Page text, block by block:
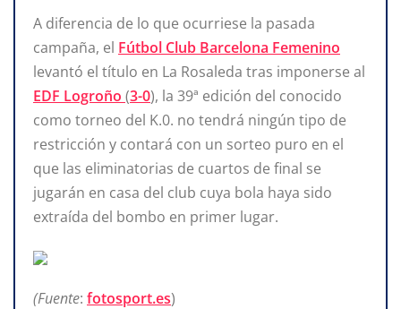
A diferencia de lo que ocurriese la pasada
campaña, el Fútbol Club Barcelona Femenino
levantó el título en La Rosaleda tras imponerse al
EDF Logroño (3-0), la 39ª edición del conocido
como torneo del K.0. no tendrá ningún tipo de
restricción y contará con un sorteo puro en el
que las eliminatorias de cuartos de final se
jugarán en casa del club cuya bola haya sido
extraída del bombo en primer lugar.
(Fuente: fotosport.es)